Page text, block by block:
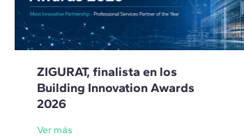
ZIGURAT, finalista en los
Building Innovation Awards
2026
Ver más